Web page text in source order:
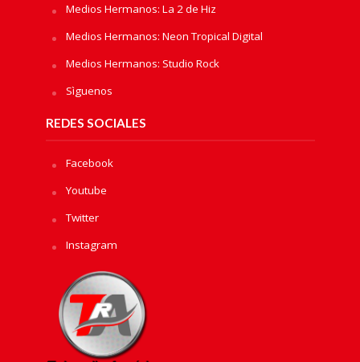
Medios Hermanos: La 2 de Hiz
Medios Hermanos: Neon Tropical Digital
Medios Hermanos: Studio Rock
Sìguenos
REDES SOCIALES
Facebook
Youtube
Twitter
Instagram